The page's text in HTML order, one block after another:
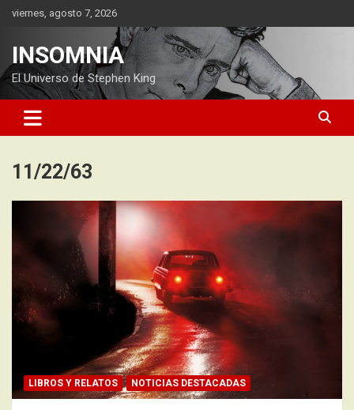
Saltarviernes, agosto 7, 2026
INSOMNIA
El Universo de Stephen King
11/22/63
LIBROS Y RELATOS NOTICIAS DESTACADAS